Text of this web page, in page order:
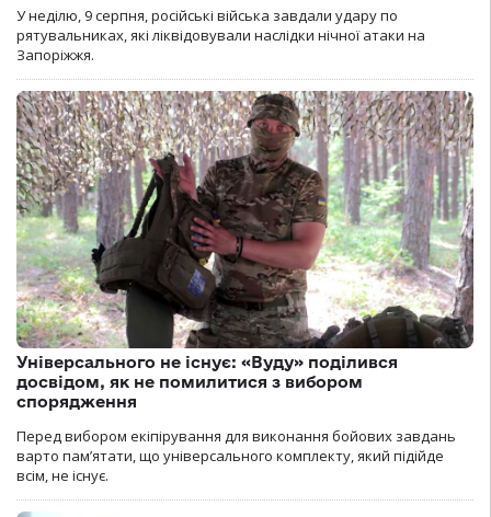
У неділю, 9 серпня, російські війська завдали удару по
рятувальниках, які ліквідовували наслідки нічної атаки на
Запоріжжя.
Універсального не існує: «Вуду» поділився
досвідом, як не помилитися з вибором
спорядження
Перед вибором екіпірування для виконання бойових завдань
варто пам’ятати, що універсального комплекту, який підійде
всім, не існує.